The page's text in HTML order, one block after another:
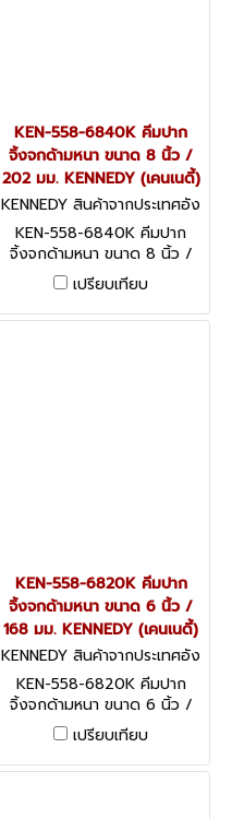
KEN-558-6840K คีมปาก
จิ้งจกด้ามหนา ขนาด 8 นิ้ว /
202 มม. KENNEDY (เคนเนดี้)
KENNEDY สินค้าจากประเทศอัง
กฤษ KEN-558-6840K
KEN-558-6840K คีมปาก
จิ้งจกด้ามหนา ขนาด 8 นิ้ว /
202 มม. KENNEDY 200mm
Pro-Torq Combination
Pliers
เปรียบเทียบ
KEN-558-6820K คีมปาก
จิ้งจกด้ามหนา ขนาด 6 นิ้ว /
168 มม. KENNEDY (เคนเนดี้)
KENNEDY สินค้าจากประเทศอัง
กฤษ KEN-558-6820K
KEN-558-6820K คีมปาก
จิ้งจกด้ามหนา ขนาด 6 นิ้ว /
168 มม. KENNEDY Pliers,
Combination Pliers,
Serrated, Steel, 165mm,
เปรียบเทียบ